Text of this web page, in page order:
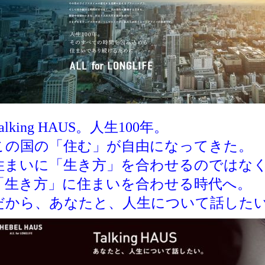
HAUS。人生100年。
の国の「住む」が自由になってきた。
まいに「生き方」を合わせるのではな
生き方」に住まいを合わせる時代へ。
から、あなたと、人生について話した